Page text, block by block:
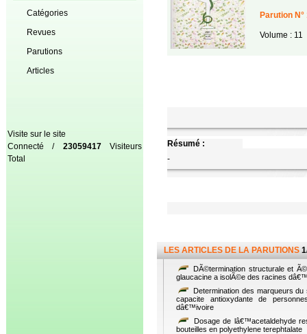
Catégories
Revues
Parutions
Articles
Visite sur le site
Connecté / 23059417Visiteurs
Total
Parution N°
Volume : 11
Résumé :
-
LES ARTICLES DE LA PARUTIONS
DÃ©termination structurale et
glaucacine a isolÃ©e des racines
Determination des marqueurs
capacite antioxydante de
dâ€™ivoire
Dosage de lâ€™acetaldehyde
bouteilles en polyethylene terephtalate